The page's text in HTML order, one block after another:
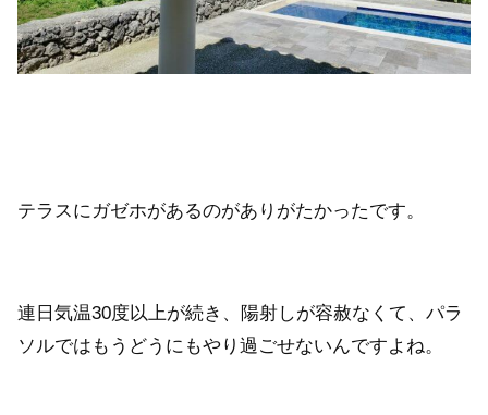
テラスにガゼホがあるのがありがたかったです。
連日気温30度以上が続き、陽射しが容赦なくて、パラ
ソルではもうどうにもやり過ごせないんですよね。